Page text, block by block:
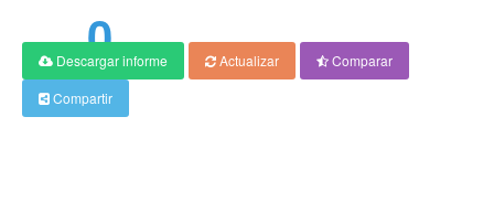
0
PuntuaciÃ³n
Descargar informe Actualizar
Comparar
Compartir